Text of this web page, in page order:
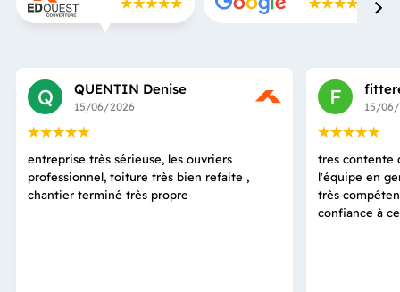
Q QUENTIN Denise
15/06/2026
entreprise très sérieuse, les ouvriers
professionnel, toiture très bien refaite ,
chantier terminé très propre
F 15/
tres contente
l'équipe en
très
confiance à